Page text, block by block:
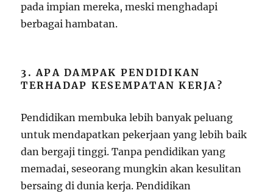
pada impian mereka, meski menghadapi
berbagai hambatan.
3. APA DAMPAK PENDIDIKAN
TERHADAP KESEMPATAN KERJA?
Pendidikan membuka lebih banyak peluang
untuk mendapatkan pekerjaan yang lebih baik
dan bergaji tinggi. Tanpa pendidikan yang
memadai, seseorang mungkin akan kesulitan
bersaing di dunia kerja. Pendidikan